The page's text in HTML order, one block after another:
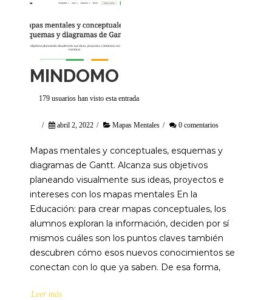
MINDOMO
179 usuarios han visto esta entrada
/ abril 2, 2022 / Mapas Mentales / 0 comentarios
Mapas mentales y conceptuales, esquemas y
diagramas de Gantt. Alcanza sus objetivos
planeando visualmente sus ideas, proyectos e
intereses con los mapas mentales En la
Educación: para crear mapas conceptuales, los
alumnos exploran la información, deciden por sí
mismos cuáles son los puntos claves también
descubren cómo esos nuevos conocimientos se
conectan con lo que ya saben. De esa forma,
Leer más